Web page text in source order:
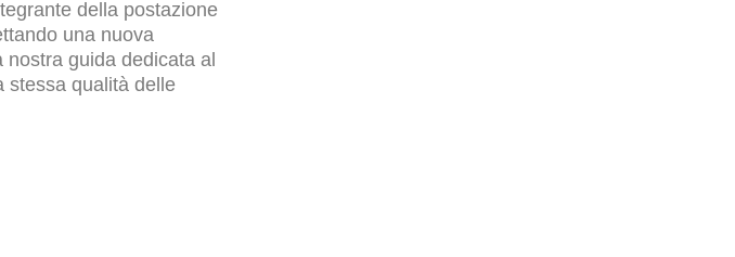
della postazione
una nuova
guida dedicata al
stessa qualità delle